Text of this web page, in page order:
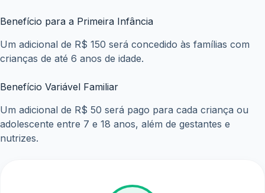
Benefício para a Primeira Infância
Um adicional de R$ 150 será concedido às famílias com
crianças de até 6 anos de idade.
Benefício Variável Familiar
Um adicional de R$ 50 será pago para cada criança ou
adolescente entre 7 e 18 anos, além de gestantes e
nutrizes.